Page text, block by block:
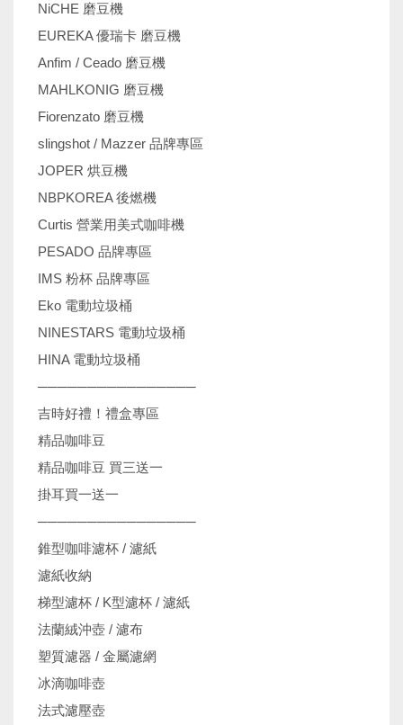
NiCHE 磨豆機
EUREKA 優瑞卡 磨豆機
Anfim / Ceado 磨豆機
MAHLKONIG 磨豆機
Fiorenzato 磨豆機
slingshot / Mazzer 品牌專區
JOPER 烘豆機
NBPKOREA 後燃機
Curtis 營業用美式咖啡機
PESADO 品牌專區
IMS 粉杯 品牌專區
Eko 電動垃圾桶
NINESTARS 電動垃圾桶
HINA 電動垃圾桶
────────────────
吉時好禮！禮盒專區
精品咖啡豆
精品咖啡豆 買三送一
掛耳買一送一
────────────────
錐型咖啡濾杯 / 濾紙
濾紙收納
梯型濾杯 / K型濾杯 / 濾紙
法蘭絨沖壺 / 濾布
塑質濾器 / 金屬濾網
冰滴咖啡壺
法式濾壓壺